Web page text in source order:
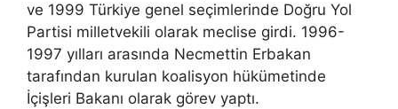
ve 1999 Türkiye genel seçimlerinde Doğru Yol
Partisi milletvekili olarak meclise girdi. 1996-
1997 yılları arasında Necmettin Erbakan
tarafından kurulan koalisyon hükümetinde
İçişleri Bakanı olarak görev yaptı.